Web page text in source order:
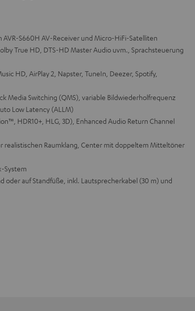
S660H AV-Receiver und Micro-HiFi-Satelliten
True HD, DTS-HD Master Audio uvm., Sprachsteuerung
HD, AirPlay 2, Napster, TuneIn, Deezer, Spotify,
Media Switching (QMS), variable Bildwiederholfrequenz
Low Latency (ALLM)
HDR10+, HLG, 3D), Enhanced Audio Return Channel
Raumklang, Center mit doppeltem Mitteltöner
System
oder auf Standfüße, inkl. Lautsprecherkabel (30 m) und